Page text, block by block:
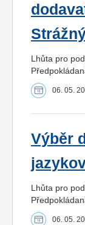
Lhůta pro
06. 05.
Výběr
Lhůta pro
06. 05.